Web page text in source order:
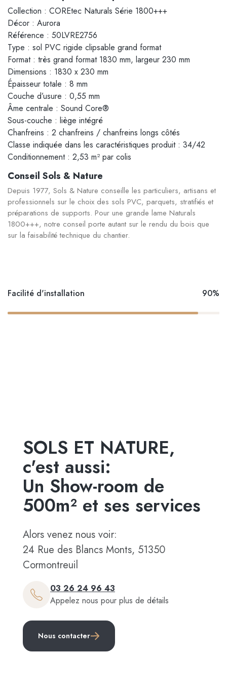
Collection : COREtec Naturals Série 1800+++
Décor : Aurora
Référence : 50LVRE2756
Type : sol PVC rigide clipsable grand format
Format : très grand format 1830 mm, largeur 230 mm
Dimensions : 1830 x 230 mm
Épaisseur totale : 8 mm
Couche d’usure : 0,55 mm
Âme centrale : Sound Core®
Sous-couche : liège intégré
Chanfreins : 2 chanfreins / chanfreins longs côtés
Classe indiquée dans les caractéristiques produit : 34/42
Conditionnement : 2,53 m² par colis
Conseil Sols & Nature
Depuis 1977, Sols & Nature conseille les particuliers, artisans et
professionnels sur le choix des sols PVC, parquets, stratifiés et
préparations de supports. Pour une grande lame Naturals
1800+++, notre conseil porte autant sur le rendu du bois que
sur la faisabilité technique du chantier.
Facilité d'installation 90%
SOLS ET NATURE,
c'est aussi:
Un Show-room de
500m² et ses services
Alors venez nous voir:
24 Rue des Blancs Monts, 51350
Cormontreuil
03 26 24 96 43
Appelez nous pour plus de détails
Nous contacter